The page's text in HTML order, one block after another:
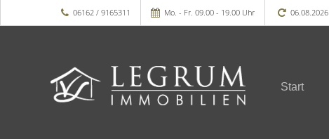
06162 / 9165311 Mo. - Fr. 09.00 - 19.00 Uhr 06.08.2026
Start